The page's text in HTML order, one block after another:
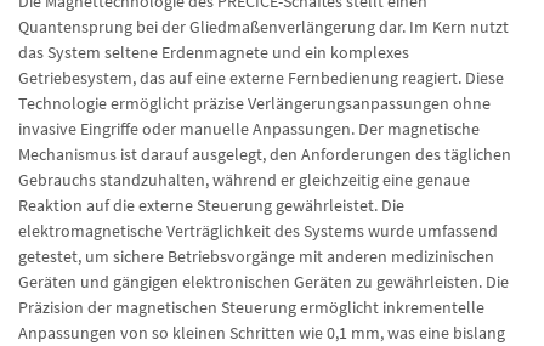
Quantensprung bei der Gliedmaßenverlängerung dar. Im Kern nutzt
das System seltene Erdenmagnete und ein komplexes
Getriebesystem, das auf eine externe Fernbedienung reagiert. Diese
Technologie ermöglicht präzise Verlängerungsanpassungen ohne
invasive Eingriffe oder manuelle Anpassungen. Der magnetische
Mechanismus ist darauf ausgelegt, den Anforderungen des täglichen
Gebrauchs standzuhalten, während er gleichzeitig eine genaue
Reaktion auf die externe Steuerung gewährleistet. Die
elektromagnetische Verträglichkeit des Systems wurde umfassend
getestet, um sichere Betriebsvorgänge mit anderen medizinischen
Geräten und gängigen elektronischen Geräten zu gewährleisten. Die
Präzision der magnetischen Steuerung ermöglicht inkrementelle
Anpassungen von so kleinen Schritten wie 0,1 mm, was eine bislang